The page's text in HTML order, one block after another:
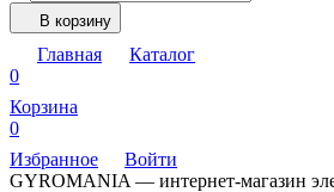
В корзину
Главная
Каталог
0
Корзина
0
Избранное
Войти
GYROMANIA — интернет-магазин